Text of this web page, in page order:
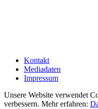
Kontakt
Mediadaten
Impressum
Unsere Website verwendet
verbessern. Mehr erfahren: